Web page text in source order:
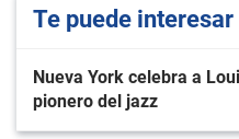
Te puede interesar
Nueva York celebra a
pionero del jazz